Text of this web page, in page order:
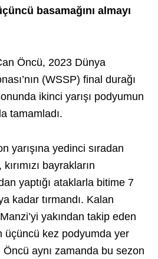
basamağını almayı
Öncü, 2023 Dünya
(WSSP) final durağı
ikinci yarışı podyumun
tamamladı.
yarışına yedinci sıradan
bayrakların
yaptığı ataklarla bitime 7
kadar tırmandı. Kalan
yakından takip eden
üçüncü kez podyumda yer
Öncü aynı zamanda bu sezon